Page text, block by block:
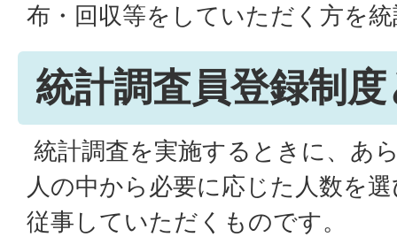
布・回収等をしていただく方を
統計調査員登録制
統計調査を実施するときに、あ
人の中から必要に応じた人数を
従事していただくものです。